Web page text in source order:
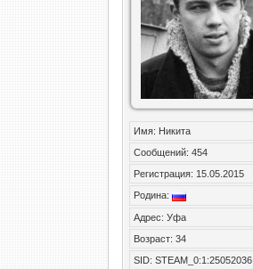
Имя: Никита
Сообщений: 454
Регистрация: 15.05.2015
Родина:
Адрес: Уфа
Возраст: 34
SID: STEAM_0:1:25052036